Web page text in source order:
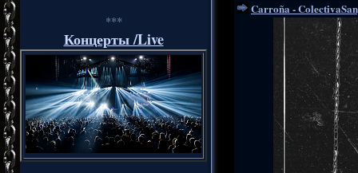
***
Концерты /Live
Carroña -